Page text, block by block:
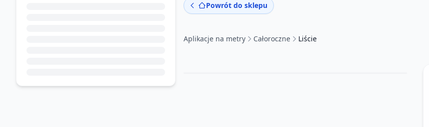
Powrót do sklepu
Aplikacje na metry Całoroczne Liście